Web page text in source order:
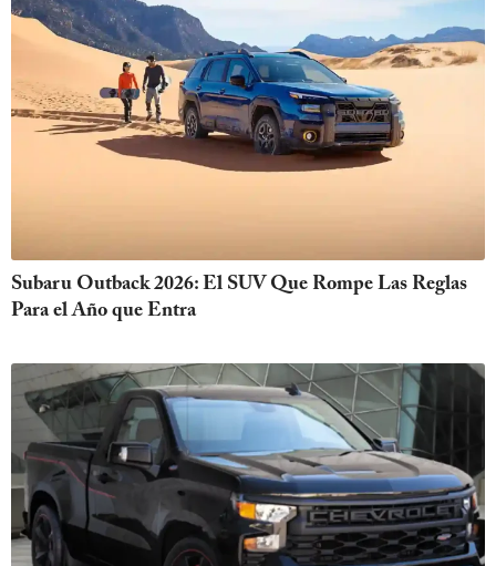
Subaru Outback 2026: El SUV Que Rompe Las Reglas
Para el Año que Entra